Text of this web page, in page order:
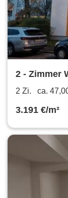
2 - Zimmer
Ulm
2 Zi. ca.
3.191 €/m²